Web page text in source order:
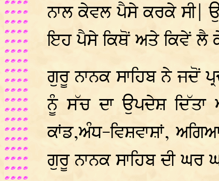
ਨਾਲ ਕੇਵਲ ਪੈਸੇ ਕਰਕੇ ਸੀ|
ਇਹ ਪੈਸੇ ਕਿਥੋਂ ਅਤੇ ਕਿਵੇਂ
ਗੁਰੂ ਨਾਨਕ ਸਾਹਿਬ ਨੇ ਜਦੋਂ
ਨੂੰ ਸੱਚ ਦਾ ਉਪਦੇਸ਼ ਦਿੱਤਾ
ਕਾਂਡ,ਅੰਧ-ਵਿਸ਼ਵਾਸ਼ਾਂ,
ਗੁਰੂ ਨਾਨਕ ਸਾਹਿਬ ਦੀ